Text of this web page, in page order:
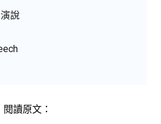
說
閱讀原文：